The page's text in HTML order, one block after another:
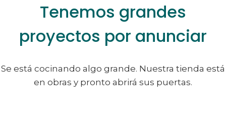
Tenemos grandes
proyectos por anunciar
Se está cocinando algo grande. Nuestra tienda está
en obras y pronto abrirá sus puertas.